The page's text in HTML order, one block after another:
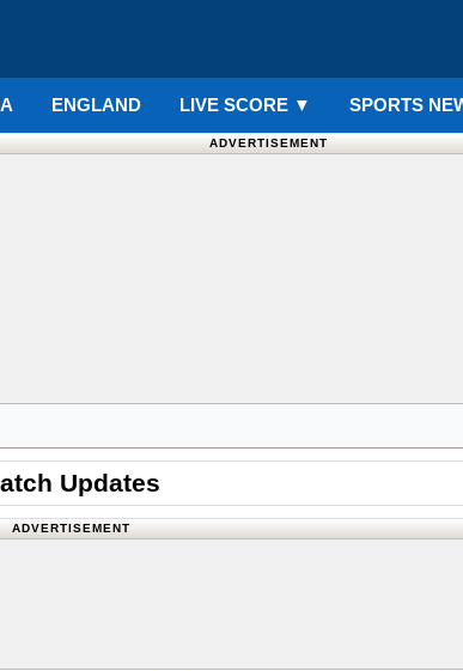
ENGLAND LIVE SCORE ▼ SPORTS
ADVERTISEMENT
Updates
ADVERTISEMENT